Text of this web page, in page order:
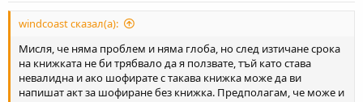
windcoast сказал(а):
Мисля, че няма проблем и няма глоба, но след изтичане срока
на книжката не би трябвало да я ползвате, тъй като става
невалидна и ако шофирате с такава книжка може да ви
напишат акт за шофиране без книжка. Предполагам, че може и